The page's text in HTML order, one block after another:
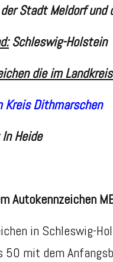
StadtMeldorfund
Schleswig-Holstein
die im
Kreis Dithmarschen
InHeide
Autokennzeichen
in Schleswig-
50 mit dem